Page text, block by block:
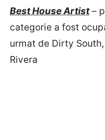
Best House Artist–
categorie a fost
urmat de Dirty